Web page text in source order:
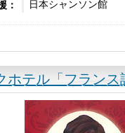
：
日本シャンソン館
ホテル「フラン